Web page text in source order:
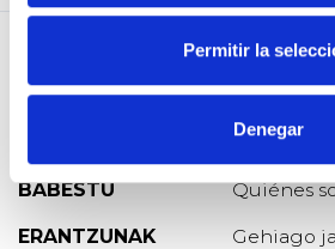
Permitir la
Denegar
BABESTU
ERANTZUNAK
Blog de
Quiénes
Gehiago